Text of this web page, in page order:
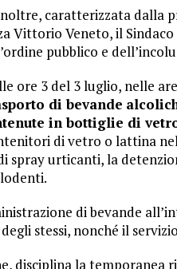
caratterizzata dalla
Vittorio Veneto, il
pubblico e
ore 3 del 3 luglio, nelle
di bevande
in bottiglie di
di vetro o lattina
spray urticanti, la
di bevande
stessi, nonché il
disciplina la temporanea